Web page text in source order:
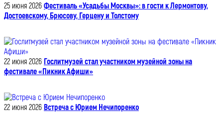
25 июня 2026 Фестиваль «Усадьбы Москвы»: в гости к Лермонтову,
Достоевскому, Брюсову, Герцену и Толстому
22 июня 2026 Гослитмузей стал участником музейной зоны на
фестивале «Пикник Афиши»
22 июня 2026 Встреча с Юрием Нечипоренко